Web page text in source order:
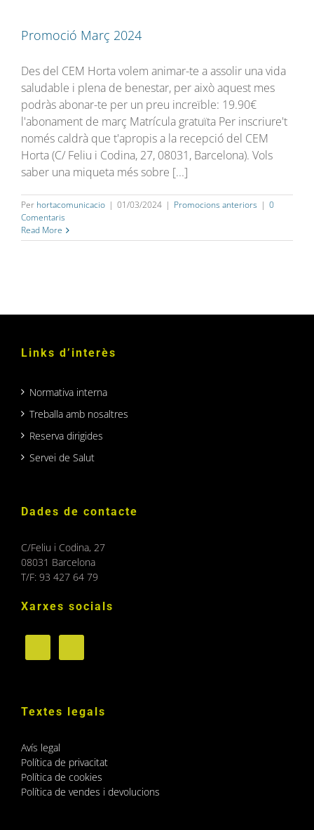
Promoció Març 2024
Des del CEM Horta volem animar-te a assolir una vida
saludable i plena de benestar, per això aquest mes
podràs abonar-te per un preu increïble: 19.90€
l'abonament de març Matrícula gratuïta Per inscriure't
només caldrà que t'apropis a la recepció del CEM
Horta (C/ Feliu i Codina, 27, 08031, Barcelona). Vols
saber una miqueta més sobre [...]
Per hortacomunicacio | 01/03/2024 | Promocions anteriors | 0
Comentaris
Read More
Links d’interès
Normativa interna
Treballa amb nosaltres
Reserva dirigides
Servei de Salut
Dades de contacte
C/Feliu i Codina, 27
08031 Barcelona
T/F: 93 427 64 79
Xarxes socials
Textes legals
Avís legal
Política de privacitat
Política de cookies
Política de vendes i devolucions